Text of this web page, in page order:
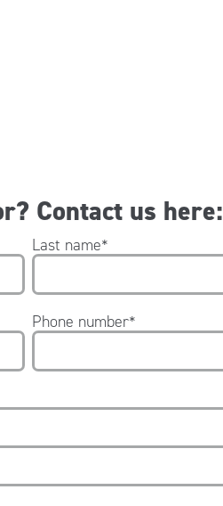
Contact us here:
Last name*
Phone number*